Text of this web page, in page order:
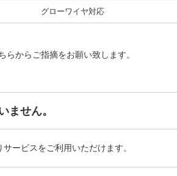
グローワイヤ対応
からご指摘をお願い致します。
ません。
ービスをご利用いただけます。